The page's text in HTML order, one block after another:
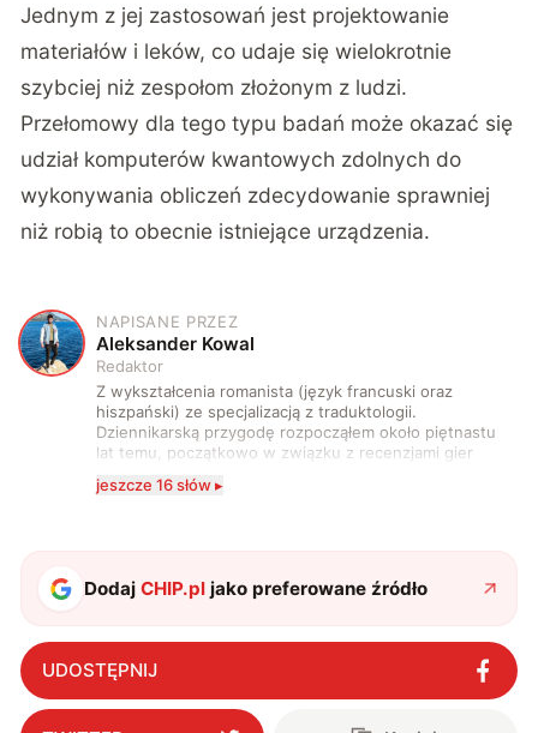
Jednym z jej zastosowań jest projektowanie
materiałów i leków, co udaje się wielokrotnie
szybciej niż zespołom złożonym z ludzi.
Przełomowy dla tego typu badań może okazać się
udział komputerów kwantowych zdolnych do
wykonywania obliczeń zdecydowanie sprawniej
niż robią to obecnie istniejące urządzenia.
A
NAPISANE PRZEZ
Aleksander Kowal
Redaktor
Z wykształcenia romanista (język francuski oraz
hiszpański) ze specjalizacją z traduktologii.
Dziennikarską przygodę rozpocząłem około piętnastu
lat temu, początkowo w związku z recenzjami gier
zdecydowanie częściej na tematy związane z nauką
także uprawiać oraz oglądać sport.
jeszcze 16 słów ▸
DodajCHIP.pl jako preferowane źródło
UDOSTĘPNIJ